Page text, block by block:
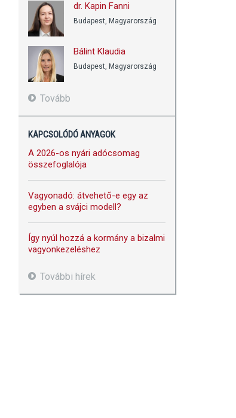
dr. Kapin Fanni
Budapest, Magyarország
Bálint Klaudia
Budapest, Magyarország
Tovább
KAPCSOLÓDÓ ANYAGOK
A 2026-os nyári adócsomag
összefoglalója
Vagyonadó: átvehető-e egy az
egyben a svájci modell?
Így nyúl hozzá a kormány a bizalmi
vagyonkezeléshez
További hírek